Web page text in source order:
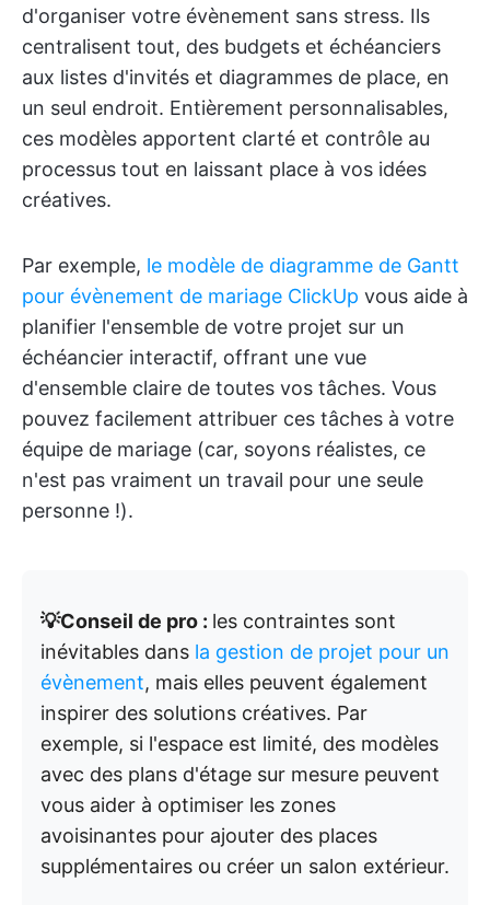
d'organiser votre évènement sans stress. Ils
centralisent tout, des budgets et échéanciers
aux listes d'invités et diagrammes de place, en
un seul endroit. Entièrement personnalisables,
ces modèles apportent clarté et contrôle au
processus tout en laissant place à vos idées
créatives.
Par exemple, le modèle de diagramme de Gantt
pour évènement de mariage ClickUp vous aide à
planifier l'ensemble de votre projet sur un
échéancier interactif, offrant une vue
d'ensemble claire de toutes vos tâches. Vous
pouvez facilement attribuer ces tâches à votre
équipe de mariage (car, soyons réalistes, ce
n'est pas vraiment un travail pour une seule
personne !).
💡Conseil de pro : les contraintes sont
inévitables dans la gestion de projet pour un
évènement, mais elles peuvent également
inspirer des solutions créatives. Par
exemple, si l'espace est limité, des modèles
avec des plans d'étage sur mesure peuvent
vous aider à optimiser les zones
avoisinantes pour ajouter des places
supplémentaires ou créer un salon extérieur.